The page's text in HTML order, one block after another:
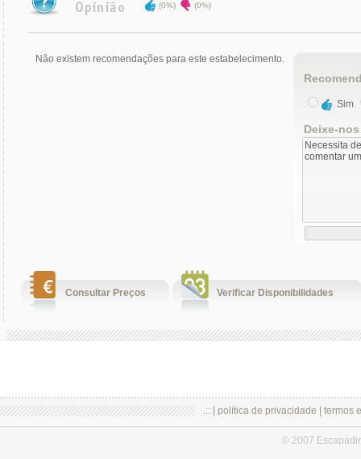
(0%) (0%)
Não existem recomendações para este estabelecimento.
Sim
Deixe-
Consultar Preços Verificar Disponibilidades
.:: | política de privacidade termos
© 2007